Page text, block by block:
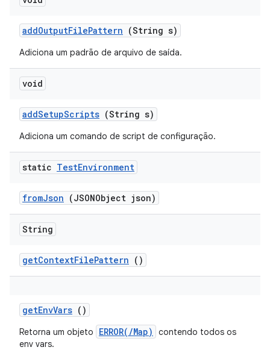
addOutputFilePattern (String s)
Adiciona um padrão de arquivo de saída.
void
addSetupScripts (String s)
Adiciona um comando de script de configuração.
static TestEnvironment
fromJson (JSONObject json)
String
getContextFilePattern ()
getEnvVars ()
Retorna um objeto ERROR(/Map)
contendo todos os
env vars.